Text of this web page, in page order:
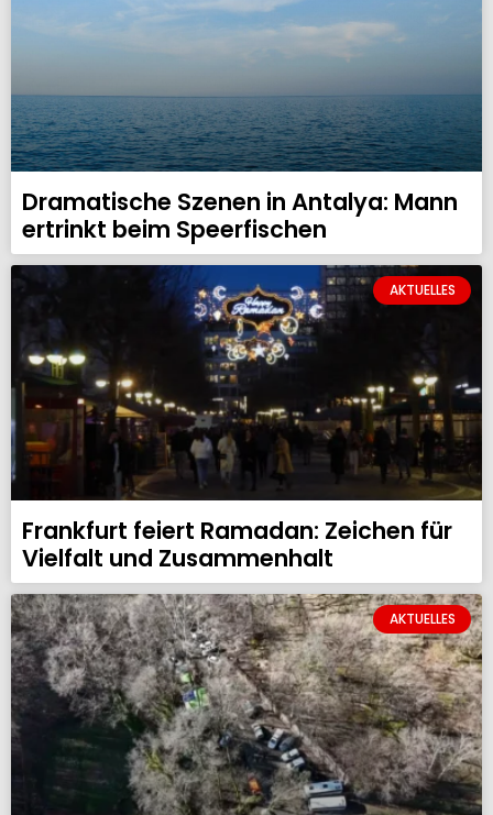
Dramatische Szenen in Antalya: Mann
ertrinkt beim Speerfischen
AKTUELLES
Frankfurt feiert Ramadan: Zeichen für
Vielfalt und Zusammenhalt
AKTUELLES